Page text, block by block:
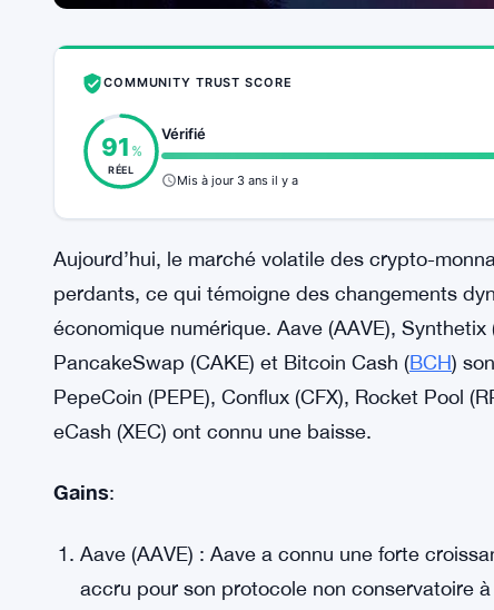
COMMUNITY TRUST SCORE
91 %
RÉEL
Vérifié
Mis à jour 3 ans il y a
Aujourd’hui, le marché volatile des crypto-
perdants, ce qui témoigne des changements
économique numérique. Aave (AAVE), Synthetix
PancakeSwap (CAKE) et Bitcoin Cash (BCH)
PepeCoin (PEPE), Conflux (CFX), Rocket Pool
eCash (XEC) ont connu une baisse.
Gains:
Aave (AAVE) : Aave a connu une forte
accru pour son protocole non conservatoire